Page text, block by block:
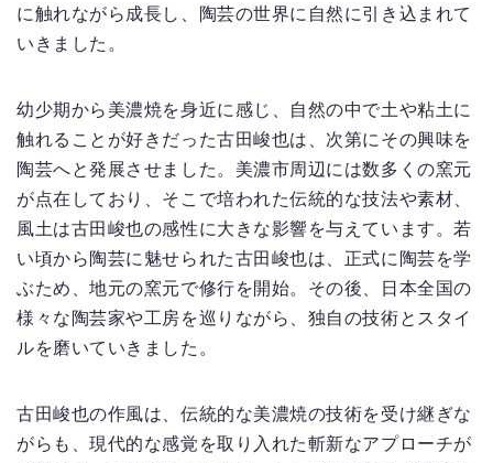
に触れながら成長し、陶芸の世界に自然に引き込まれて
いきました。
幼少期から美濃焼を身近に感じ、自然の中で土や粘土に
触れることが好きだった古田峻也は、次第にその興味を
陶芸へと発展させました。美濃市周辺には数多くの窯元
が点在しており、そこで培われた伝統的な技法や素材、
風土は古田峻也の感性に大きな影響を与えています。若
い頃から陶芸に魅せられた古田峻也は、正式に陶芸を学
ぶため、地元の窯元で修行を開始。その後、日本全国の
様々な陶芸家や工房を巡りながら、独自の技術とスタイ
ルを磨いていきました。
古田峻也の作風は、伝統的な美濃焼の技術を受け継ぎな
がらも、現代的な感覚を取り入れた斬新なアプローチが